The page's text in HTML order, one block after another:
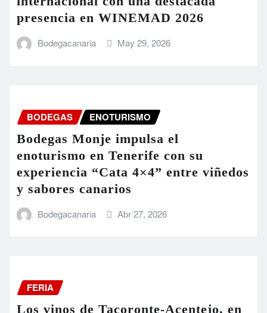
presencia en WINEMAD 2026
Bodegacanaria May 29, 2026
BODEGAS ENOTURISMO
Bodegas Monje impulsa el
enoturismo en Tenerife con su
experiencia “Cata 4×4” entre viñedos
y sabores canarios
Bodegacanaria Abr 27, 2026
FERIA
Los vinos de Tacoronte-Acentejo, en